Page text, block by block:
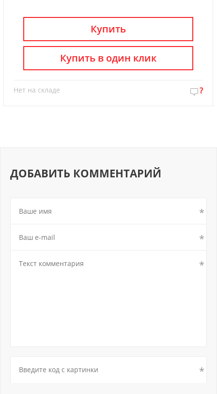
Купить
Нет на складе ?
Купить в один клик
ДОБАВИТЬ КОММЕНТАРИЙ